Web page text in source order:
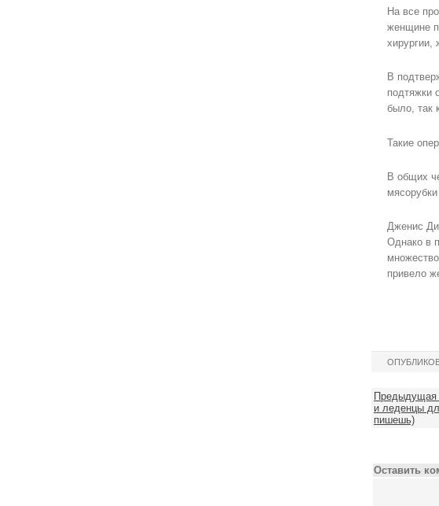
На все
женщине
хирургии,
В
подтяжки
было, так
Такие
В общих
Дженис
Однако в
привело
Предыдущая
и леденцы
пишешь)
Оставить